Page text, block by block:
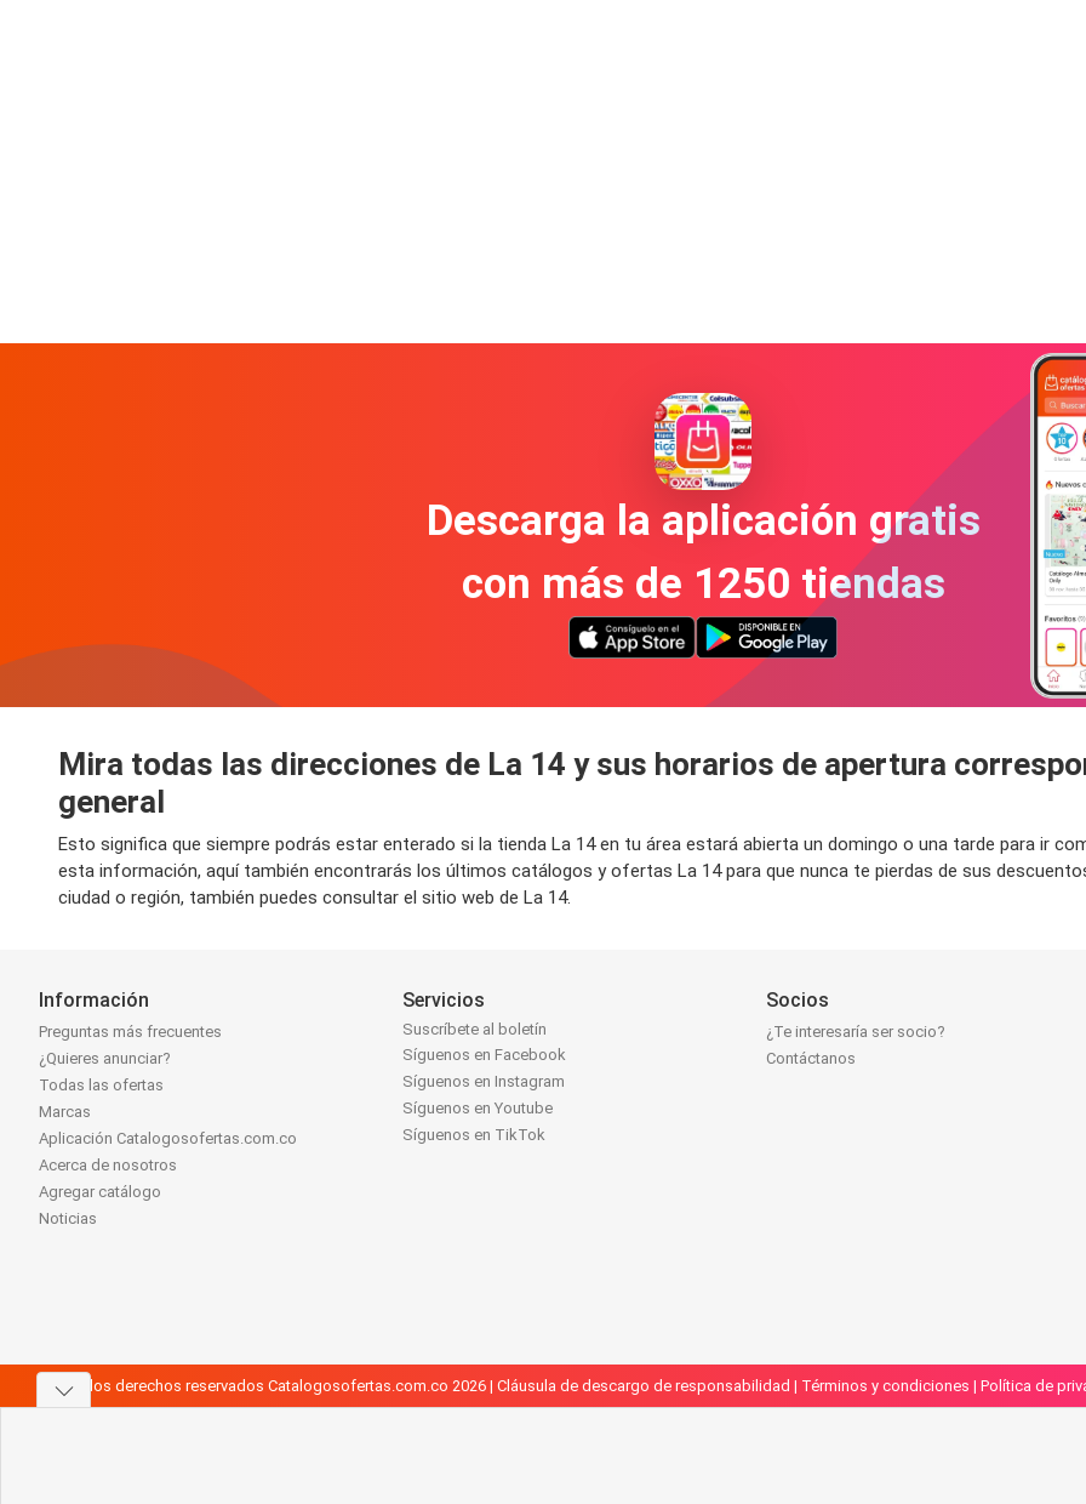
Descarga la aplicación gratis
con más de 1250 tiendas
Mira todas las direcciones de La 14 y sus horarios de apertura
general
Esto significa que siempre podrás estar enterado si la tienda La 14 en tu área estará abierta un domingo o una tarde para ir
esta información, aquí también encontrarás los últimos catálogos y ofertas La 14 para que nunca te pierdas de sus
ciudad o región, también puedes consultar el sitio web de La 14.
Información
Preguntas más frecuentes
¿Quieres anunciar?
Todas las ofertas
Marcas
Aplicación Catalogosofertas.com.co
Acerca de nosotros
Agregar catálogo
Noticias
Servicios
Suscríbete al boletín
Síguenos en Facebook
Síguenos en Instagram
Síguenos en Youtube
Síguenos en TikTok
Socios
¿Te interesaría ser socio?
Contáctanos
Todos los derechos reservados Catalogosofertas.com.co 2026 | Cláusula de descargo de responsabilidad | Términos y condiciones | Política de